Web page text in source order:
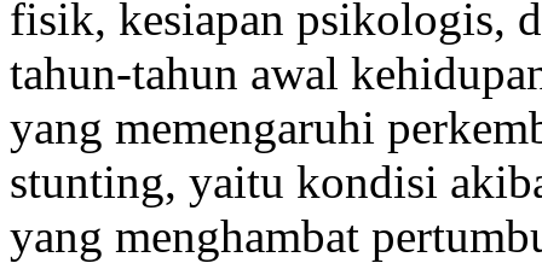
fisik, kesiapan psikologis,
tahun-tahun awal
yang memengaruhi
stunting, yaitu kondisi
yang menghambat